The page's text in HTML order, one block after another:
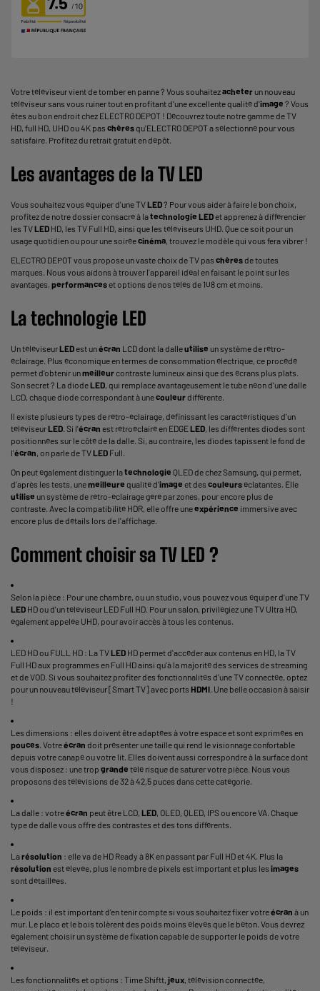
Votre téléviseur vient de tomber en panne ? Vous souhaitezacheter un nouveau
téléviseur sans vous ruiner tout en profitant d'une excellente qualité d'image ? Vous
êtes au bon endroit chez ELECTRO DEPOT ! Découvrez toute notre gamme de TV
HD, full HD, UHD ou 4K pas chères qu'ELECTRO DEPOT a sélectionné pour vous
satisfaire. Profitez du retrait gratuit en dépôt.
Les avantages de la TV LED
Vous souhaitez vous équiper d'une TVLED? Pour vous aider à faire le bon choix,
profitez de notre dossier consacré à latechnologie LEDet apprenez à différencier
les TVLED HD, les TV Full HD, ainsi que les téléviseurs UHD. Que ce soit pour un
usage quotidien ou pour une soiréecinéma, trouvez le modèle qui vous fera vibrer !
ELECTRO DEPOT vous propose un vaste choix de TV pas chèresde toutes
marques. Nous vous aidons à trouver l'appareil idéal en faisant le point sur les
avantages, performanceset options de nos télés de 108 cm et moins.
Latechnologie LED
Un téléviseurLEDest unécran LCD dont la dalleutilise un système de rétro-
éclairage. Plus économique en termes de consommation électrique, ce procédé
permet d'obtenir unmeilleurcontraste lumineux ainsi que des écrans plus plats.
Son secret ? La diodeLED, qui remplace avantageusement le tube néon d'une dalle
LCD, chaque diode correspondant à unecouleurdifférente.
Il existe plusieurs types de rétro-éclairage, définissant les caractéristiques d'un
téléviseurLED. Si l'écran est rétroéclairé en EDGELED, les différentes diodes sont
positionnées sur le côté de la dalle. Si, au contraire, les diodes tapissent le fond de
l'écran, on parle de TVLED Full.
On peut également distinguer latechnologie QLED de chez Samsung, qui permet,
d'après les tests, unemeilleure qualité d'image et des couleurséclatantes. Elle
utilise un système de rétro-éclairage géré par zones, pour encore plus de
contraste. Avec la compatibilité HDR, elle offre uneexpérience immersive avec
encore plus de détails lors de l'affichage.
Comment choisir sa TVLED ?
Selon la pièce : Pour une chambre, ou un studio, vous pouvez vous équiper d'une TV
LED HD ou d'untéléviseur LED Full HD. Pour un salon, privilégiez une TV Ultra HD,
également appelée UHD, pour avoir accès à tous les contenus.
LED HD ou FULL HD : La TVLED HD permet d'accéder aux contenus en HD, la TV
Full HD aux programmes en Full HD ainsi qu'à la majorité des services de streaming
et de VOD. Si vous souhaitez profiter des fonctionnalités d'une TV connectée, optez
pour un nouveau téléviseur [Smart TV] avec ports HDMI. Une belle occasion à saisir
!
Les dimensions : elles doivent être adaptées à votre espace et sont exprimées en
pouces. Votreécran doit présenter une taille qui rend le visionnage confortable
depuis votre canapé ou votre lit. Elles doivent aussi correspondre à la surface dont
vous disposez : une trop grande télé risque de saturer votre pièce. Nous vous
proposons des télévisions de 32 à 42,5 puces dans cette catégorie.
La dalle : votreécran peut être LCD, LED, OLED, QLED, IPS ou encore VA. Chaque
type de dalle vous offre des contrastes et des tons différents.
Larésolution : elle va de HD Ready à 8K en passant par Full HD et 4K. Plus la
résolution est élevée, plus le nombre de pixels est important et plus les images
sont détaillées.
Le poids : il est important d’en tenir compte si vous souhaitez fixer votreécran à un
mur. Le placo et le bois tolèrent des poids moins élevés que le béton. Vous devrez
également choisir un système de fixation capable de supporter le poids de votre
téléviseur.
Les fonctionnalités et options : Time Shiftt, jeux, télévision connectée,